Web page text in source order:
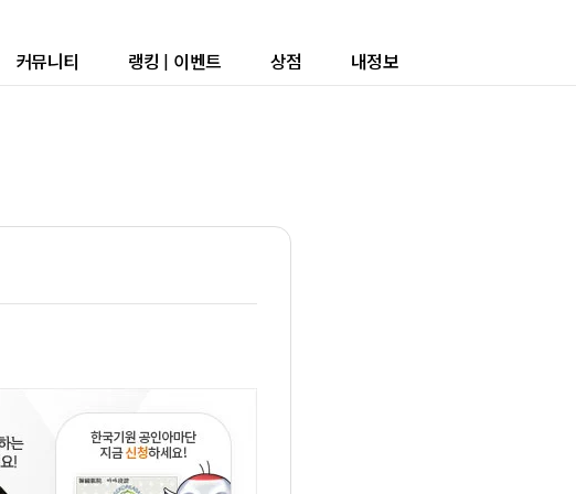
커뮤니티 랭킹 | 이벤트 상점 내정보